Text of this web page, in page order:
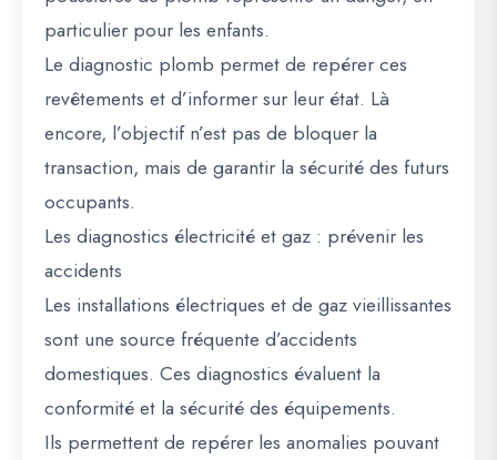
particulier pour les enfants.
Le diagnostic plomb permet de repérer ces
revêtements et d’informer sur leur état. Là
encore, l’objectif n’est pas de bloquer la
transaction, mais de garantir la sécurité des futurs
occupants.
Les diagnostics électricité et gaz : prévenir les
accidents
Les installations électriques et de gaz vieillissantes
sont une source fréquente d’accidents
domestiques. Ces diagnostics évaluent la
conformité et la sécurité des équipements.
Ils permettent de repérer les anomalies pouvant